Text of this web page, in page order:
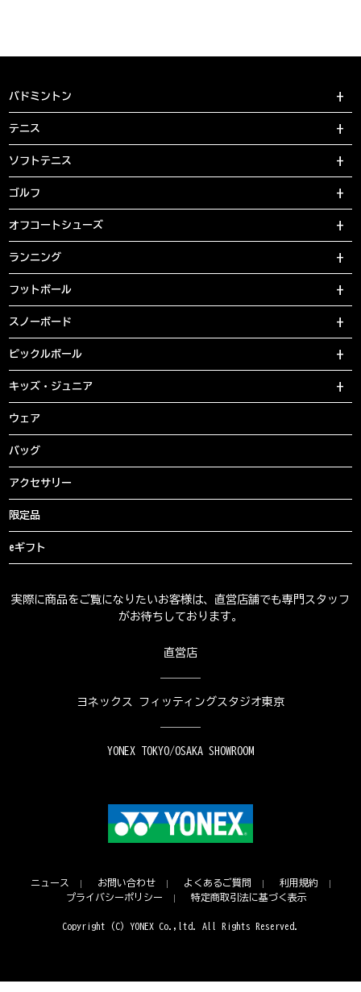
バドミントン
テニス
ソフトテニス
ゴルフ
オフコートシューズ
ランニング
フットボール
スノーボード
ピックルボール
キッズ・ジュニア
ウェア
バッグ
アクセサリー
限定品
eギフト
実際に商品をご覧になりたいお客様は、直営店舗でも専門スタッフ
がお待ちしております。
直営店
ヨネックス フィッティングスタジオ東京
YONEX TOKYO/OSAKA SHOWROOM
ニュース お問い合わせ よくあるご質問
利用規約
プライバシーポリシー
特定商取引法に基づく表示
Copyright (C) YONEX Co.,ltd. All Rights Reserved.